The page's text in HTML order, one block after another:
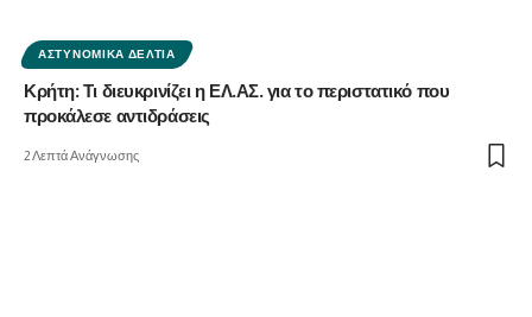
ΑΣΤΥΝΟΜΙΚΆ ΔΕΛΤΊΑ
Κρήτη: Τι διευκρινίζει η ΕΛ.ΑΣ. για το περιστατικό που
προκάλεσε αντιδράσεις
2 Λεπτά Ανάγνωσης